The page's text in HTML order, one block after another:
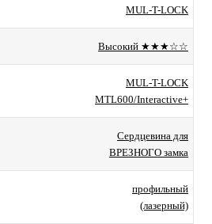
MUL-T-LOCK
Высокий ★★★☆☆
MUL-T-LOCK
MTL600/Interactive+
Сердцевина для
ВРЕЗНОГО замка
профильный
(лазерный)